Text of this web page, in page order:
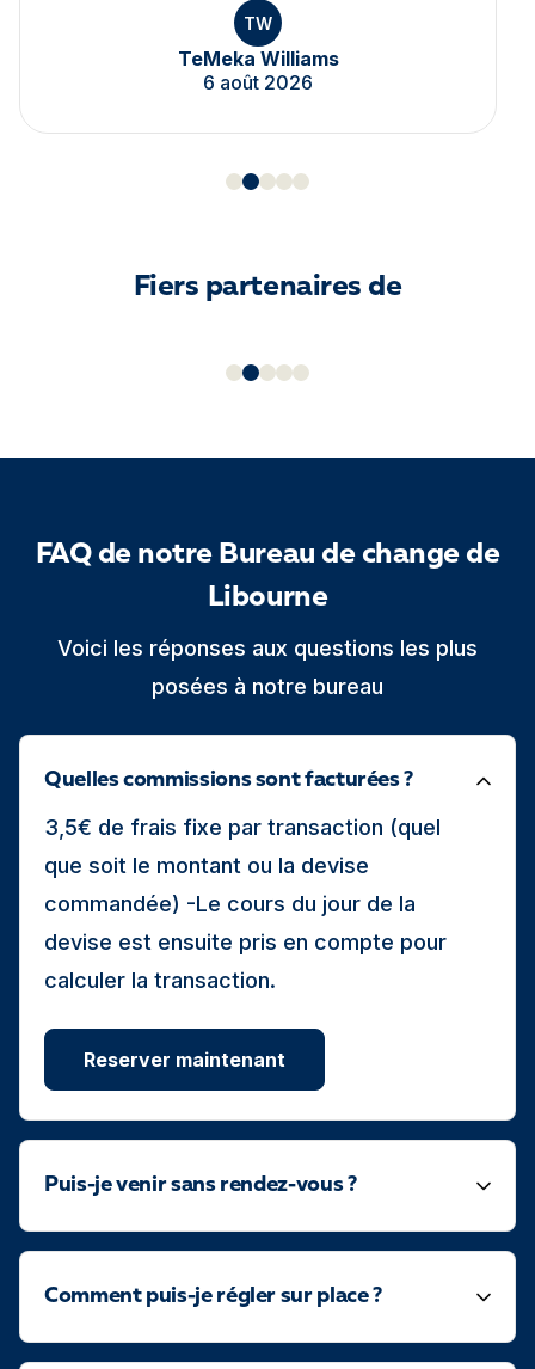
TW
TeMeka Williams
6 août 2026
Fiers partenaires de
FAQ de notre Bureau de change de
Libourne
Voici les réponses aux questions les plus
posées à notre bureau
Quelles commissions sont facturées ?
3,5€ de frais fixe par transaction (quel
que soit le montant ou la devise
commandée) -Le cours du jour de la
devise est ensuite pris en compte pour
calculer la transaction.
Reserver maintenant
Puis-je venir sans rendez-vous ?
Comment puis-je régler sur place ?